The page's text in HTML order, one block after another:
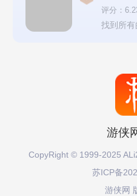
评分：
游侠
CopyRight © 1999-2025
苏ICP备
游侠网